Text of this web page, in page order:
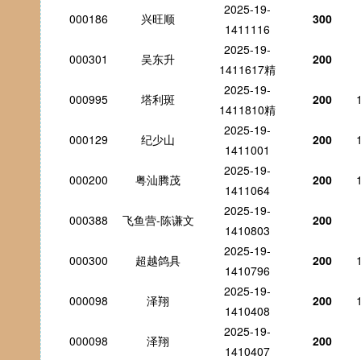
000186 兴旺顺
2025-19-
1411116
300
000301 吴东升
2025-19-
1411617精
200
000995 塔利斑
2025-19-
1411810精
200
000129 纪少山
2025-19-
1411001
200
000200 粤汕腾茂
2025-19-
1411064
200
000388 飞鱼营-陈谦文
2025-19-
1410803
200
000300 超越鸽具
2025-19-
1410796
200
000098 泽翔
2025-19-
1410408
200
000098 泽翔
2025-19-
1410407
200